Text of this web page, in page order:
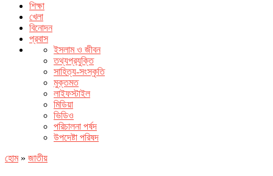
শিক্ষা
খেলা
বিনোদন
প্রবাস
ইসলাম ও জীবন
তথ্যপ্রযুক্তি
সাহিত্য-সংস্কৃতি
মুক্তমত
লাইফস্টাইল
মিডিয়া
ভিডিও
পরিচালনা পর্ষদ
উপদেষ্টা পরিষদ
হোম» জাতীয়